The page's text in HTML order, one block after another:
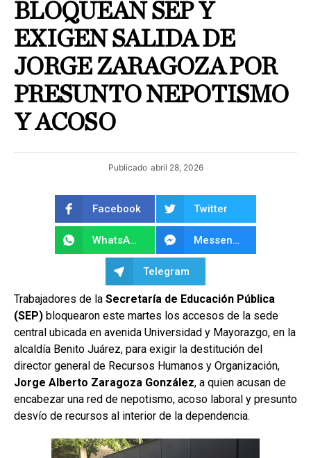
BLOQUEAN SEP Y
EXIGEN SALIDA DE
JORGE ZARAGOZA POR
PRESUNTO NEPOTISMO
Y ACOSO
Publicado abril 28, 2026
Facebook Twitter
WhatsApp Messenger
Telegram
Trabajadores de la Secretaría de Educación Pública
(SEP) bloquearon este martes los accesos de la sede
central ubicada en avenida Universidad y Mayorazgo, en la
alcaldía Benito Juárez, para exigir la destitución del
director general de Recursos Humanos y Organización,
Jorge Alberto Zaragoza González, a quien acusan de
encabezar una red de nepotismo, acoso laboral y presunto
desvío de recursos al interior de la dependencia.